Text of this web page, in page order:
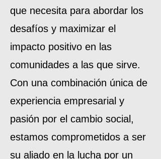
que necesita para abordar los
desafíos y maximizar el
impacto positivo en las
comunidades a las que sirve.
Con una combinación única de
experiencia empresarial y
pasión por el cambio social,
estamos comprometidos a ser
su aliado en la lucha por un